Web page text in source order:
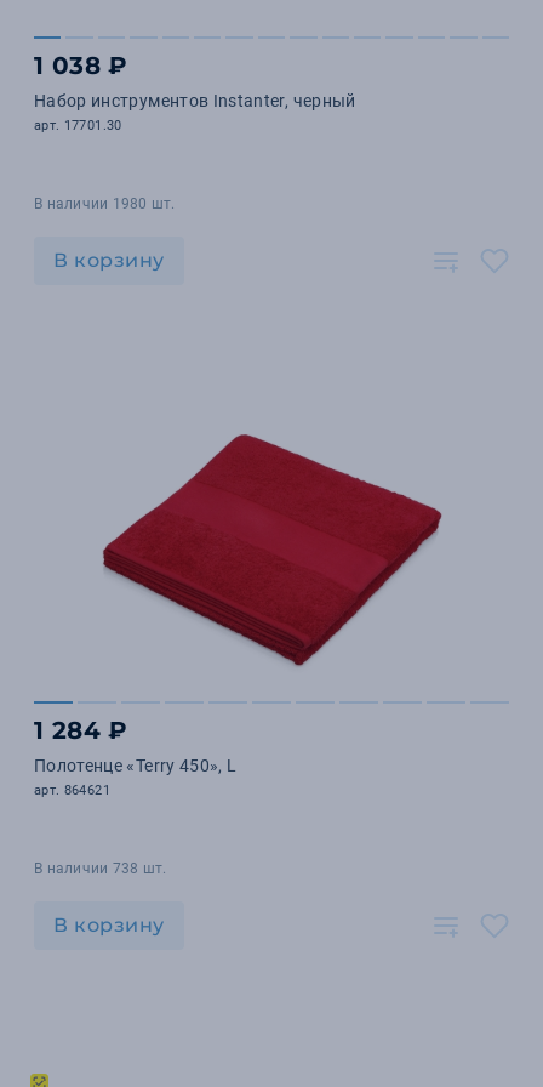
1 038 ₽
Набор инструментов Instanter, черный
арт. 17701.30
В наличии 1980 шт.
В корзину
1 284 ₽
Полотенце «Terry 450», L
арт. 864621
В наличии 738 шт.
В корзину